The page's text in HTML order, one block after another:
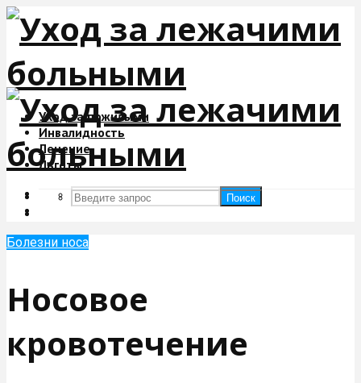
Уход за пожилыми
Инвалидность
Лечение
Льготы
Поиск
Поиск
Болезни носа
Носовое
кровотечение